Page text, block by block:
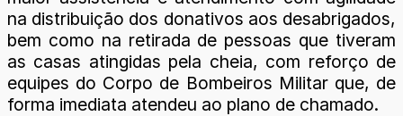
na distribuição dos donativos aos desabrigados,
bem como na retirada de pessoas que tiveram
as casas atingidas pela cheia, com reforço de
equipes do Corpo de Bombeiros Militar que, de
forma imediata atendeu ao plano de chamado.